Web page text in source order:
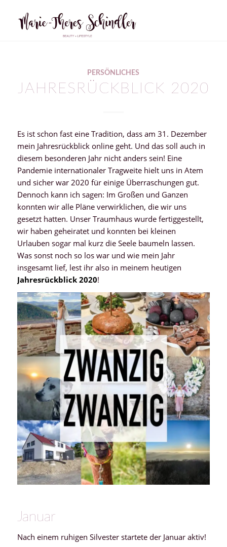
PERSÖNLICHES
JAHRESRÜCKBLICK 2020
Es ist schon fast eine Tradition, dass am 31. Dezember
mein Jahresrückblick online geht. Und das soll auch in
diesem besonderen Jahr nicht anders sein! Eine
Pandemie internationaler Tragweite hielt uns in Atem
und sicher war 2020 für einige Überraschungen gut.
Dennoch kann ich sagen: Im Großen und Ganzen
konnten wir alle Pläne verwirklichen, die wir uns
gesetzt hatten. Unser Traumhaus wurde fertiggestellt,
wir haben geheiratet und konnten bei kleinen
Urlauben sogar mal kurz die Seele baumeln lassen.
Was sonst noch so los war und wie mein Jahr
insgesamt lief, lest ihr also in meinem heutigen
Jahresrückblick 2020!
Januar
Nach einem ruhigen Silvester startete der Januar aktiv!